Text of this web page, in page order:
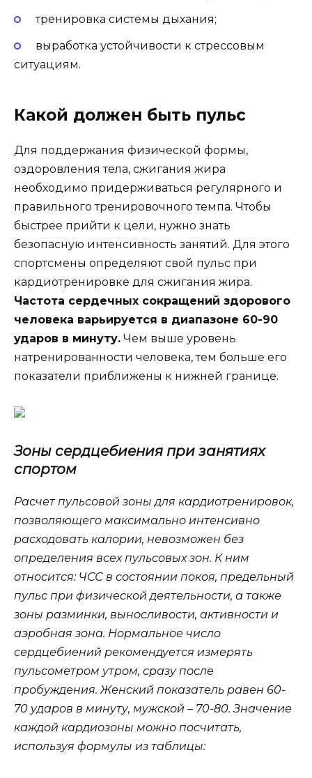
тренировка системы дыхания;
выработка устойчивости к стрессовым
ситуациям.
Какой должен быть пульс­
Для поддержания физической формы,
оздоровления тела, сжигания жира
необходимо придерживаться регулярного и
правильного тренировочного темпа. Чтобы
быстрее прийти к цели, нужно знать
безопасную интенсивность занятий. Для этого
спортсмены определяют свой пульс при
кардиотренировке для сжигания жира.
Частота сердечных сокращений здорового
человека варьируется в диапазоне 60-90
ударов в минуту. Чем выше уровень
натренированности человека, тем больше его
показатели приближены к нижней границе.
Зоны сердцебиения при занятиях
спортом
Расчет пульсовой зоны для кардиотренировок,
позволяющего максимально интенсивно
расходовать калории, невозможен без
определения всех пульсовых зон. К ним
относится: ЧСС в состоянии покоя, предельный
пульс при физической деятельности, а также
зоны разминки, выносливости, активности и
аэробная зона. Нормальное число
сердцебиений рекомендуется измерять
пульсометром утром, сразу после
пробуждения. Женский показатель равен 60-
70 ударов в минуту, мужской – 70-80. Значение
каждой кардиозоны можно посчитать,
используя формулы из таблицы: